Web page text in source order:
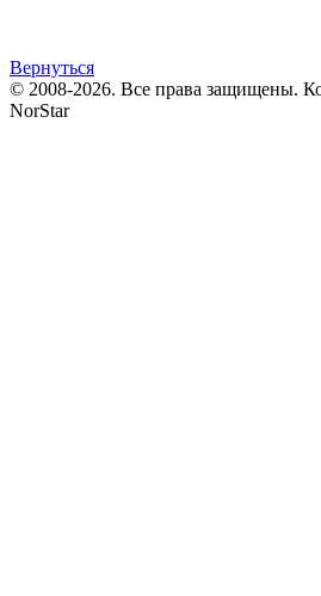
Вернуться
© 2008-2026. Все права защищены.
NorStar